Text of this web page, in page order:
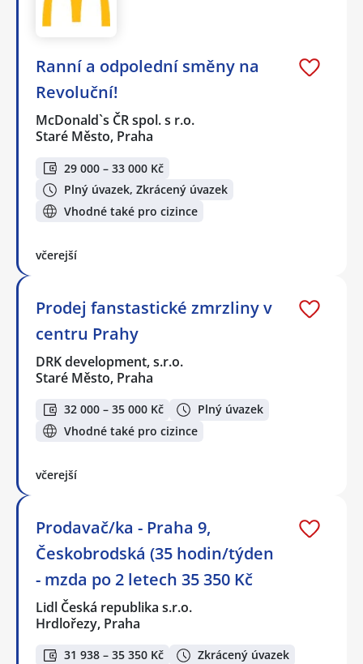
Ranní a odpolední směny na
Revoluční!
McDonald`s ČR spol. s r.o.
Staré Město, Praha
29 000 – 33 000 Kč
Plný úvazek, Zkrácený úvazek
Vhodné také pro cizince
včerejší
Prodej fanstastické zmrzliny v
centru Prahy
DRK development, s.r.o.
Staré Město, Praha
32 000 – 35 000 Kč
Plný úvazek
Vhodné také pro cizince
včerejší
Prodavač/ka - Praha 9,
Českobrodská (35 hodin/týden
- mzda po 2 letech 35 350 Kč
Lidl Česká republika s.r.o.
Hrdlořezy, Praha
31 938 – 35 350 Kč
Zkrácený úvazek